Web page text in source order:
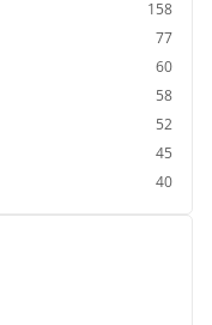
158
77
60
58
52
45
40